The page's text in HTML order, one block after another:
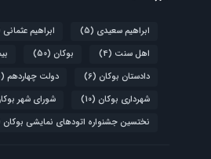
ابراهیم سعیدی (5) ابراهیم عثمانی
اهل سنت (4) بوکان (50)
دادستان بوکان (6) دولت چهاردهم (5)
شهرداری بوکان (10) شورای شهر
نختسین جشنواره اتودهای نمایشی بوکان